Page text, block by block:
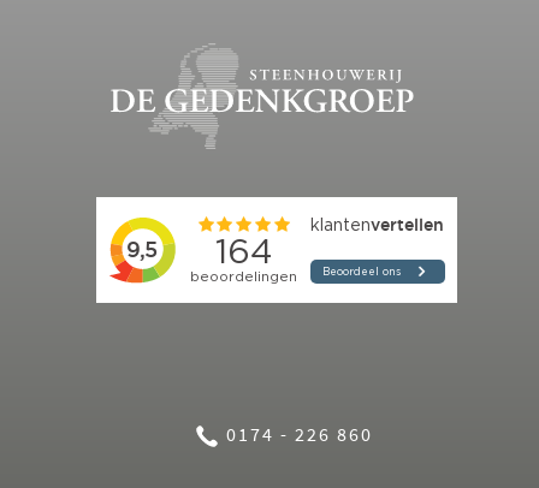
0174 - 226 860